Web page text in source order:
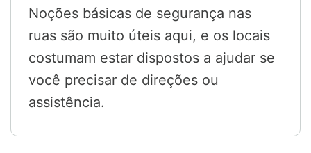
Noções básicas de segurança nas
ruas são muito úteis aqui, e os locais
costumam estar dispostos a ajudar se
você precisar de direções ou
assistência.